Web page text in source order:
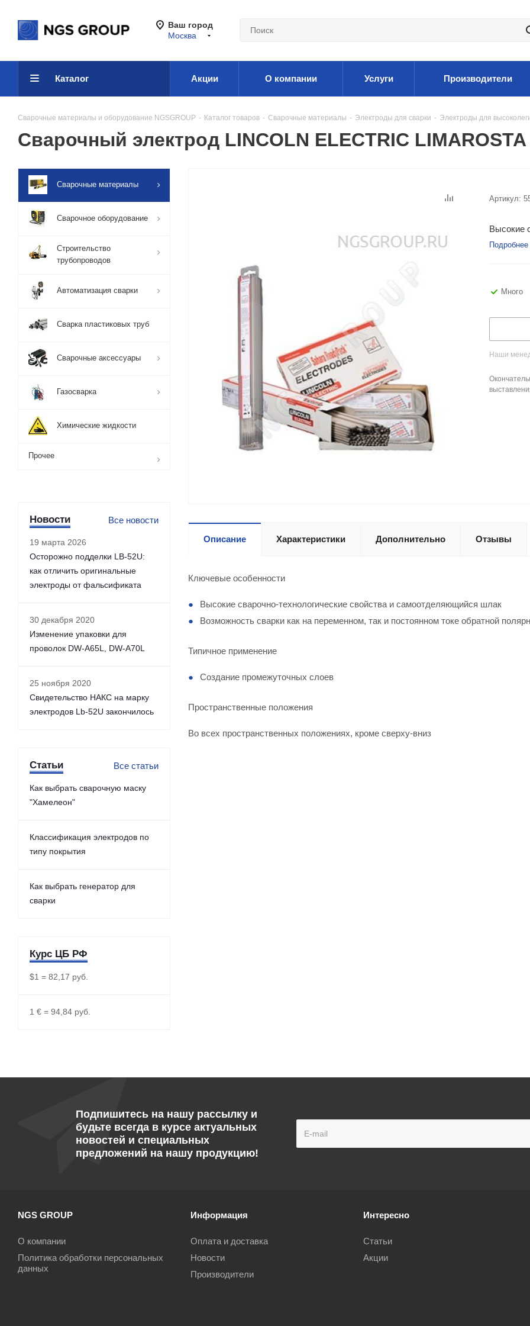
Ваш город
Москва
Каталог Акции О компании Услуги Производители
Сварочные материалы и оборудование NGSGROUP - Каталог товаров - Сварочные материалы - Электроды для сварки - Электроды для
Сварочный электрод LINCOLN ELECTRIC
Артикул:
Высокие
Подробнее
Много
Наши
Описание Характеристики Дополнительно Отзывы
Ключевые особенности
Высокие сварочно-технологические свойства и самоотделяющийся шлак
Возможность сварки как на переменном, так и постоянном токе обратной
Типичное применение
Создание промежуточных слоев
Пространственные положения
Во всех пространственных положениях, кроме сверху-вниз
Сварочные материалы
Сварочное оборудование
Строительство
трубопроводов
Автоматизация сварки
Сварка пластиковых труб
Сварочные аксессуары
Газосварка
Химические жидкости
Прочее
Новости Все новости
19 марта 2026
Осторожно подделки LB-52U:
как отличить оригинальные
электроды от фальсификата
30 декабря 2020
Изменение упаковки для
проволок DW-A65L, DW-A70L
25 ноября 2020
Свидетельство НАКС на марку
электродов Lb-52U закончилось
Статьи Все статьи
Как выбрать сварочную маску
"Хамелеон"
Классификация электродов по
типу покрытия
Как выбрать генератор для
сварки
Курс ЦБ РФ
$1 = 82,17 руб.
1 € = 94,84 руб.
Подпишитесь на нашу рассылку и
будьте всегда в курсе актуальных
новостей и специальных
предложений на нашу продукцию!
NGS GROUP
О компании
Политика обработки персональных
данных
Информация
Оплата и доставка
Новости
Производители
Интересно
Статьи
Акции